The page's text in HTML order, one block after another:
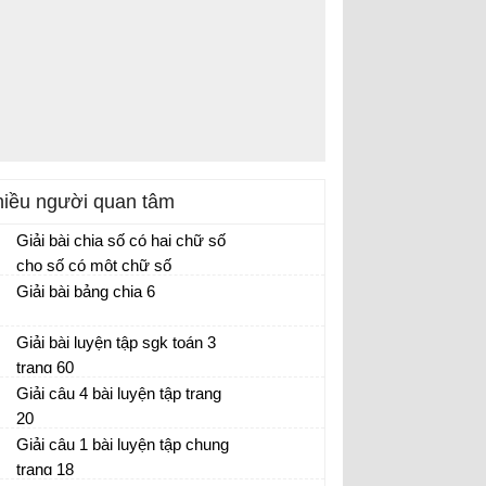
người quan tâm
Giải bài chia số có hai chữ số
cho số có một chữ số
Giải bài bảng chia 6
Giải bài luyện tập sgk toán 3
trang 60
Giải câu 4 bài luyện tập trang
20
Giải câu 1 bài luyện tập chung
trang 18